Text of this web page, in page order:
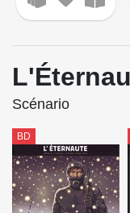
Scénario
BD